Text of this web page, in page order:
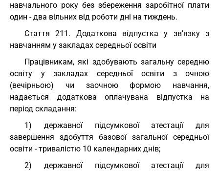
навчального року без збереження заробітної плати
один - два вільних від роботи дні на тиждень.
Cтаття 211. Додаткова відпустка у зв’язку з
навчанням у закладах середньої освіти
Працівникам, які здобувають загальну середню
освіту у закладах середньої освіти з очною
(вечірньою) чи заочною формою навчання,
надається додаткова оплачувана відпустка на
період складання:
1) державної підсумкової атестації для
завершення здобуття базової загальної середньої
освіти - тривалістю 10 календарних днів;
2) державної підсумкової атестації для